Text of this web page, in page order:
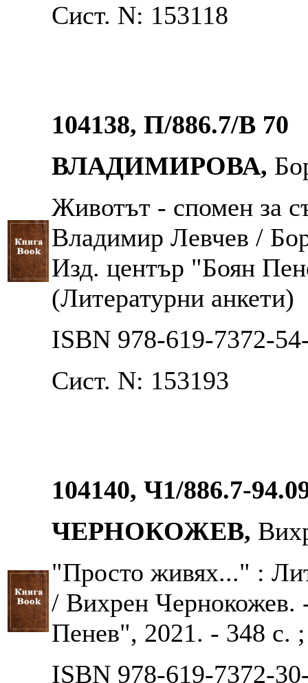
Сист. N: 153118
104138, П/886.7/В 70
ВЛАДИМИРОВА,
Животът - спомен за
Владимир Левчев /
Изд. център "Боян
(Литературни анкети)
ISBN 978-619-7372-
Сист. N: 153193
104140, Ч1/886.7-
ЧЕРНОКОЖЕВ,
"Просто живях..." :
/ Вихрен
Пенев", 2021. - 348 с.
ISBN 978-619-7372-